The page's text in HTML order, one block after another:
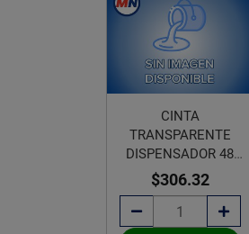
CINTA
TRANSPARENTE
DISPENSADOR 48
MM X 35 M
$306.32